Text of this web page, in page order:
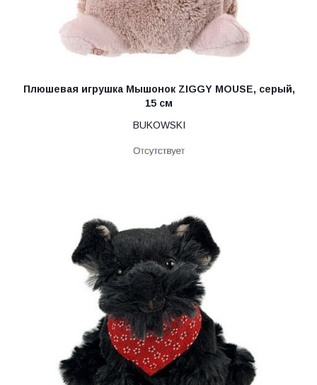
Плюшевая игрушка Мышонок ZIGGY MOUSE, серый,
15 см
BUKOWSKI